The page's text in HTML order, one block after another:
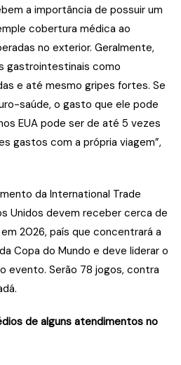
a importância de possuir um
cobertura médica ao
no exterior. Geralmente,
gastrointestinais como
e até mesmo gripes fortes. Se
saúde, o gasto que ele pode
EUA pode ser de até 5 vezes
gastos com a própria viagem”,
da International Trade
Unidos devem receber cerca de
2026, país que concentrará a
Copa do Mundo e deve liderar o
evento. Serão 78 jogos, contra
de alguns atendimentos no